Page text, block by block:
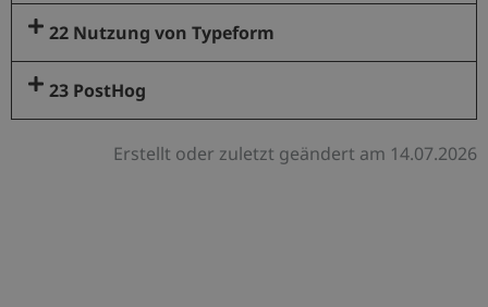
22 Nutzung von Typeform
23 PostHog
Erstellt oder zuletzt geändert am 14.07.2026